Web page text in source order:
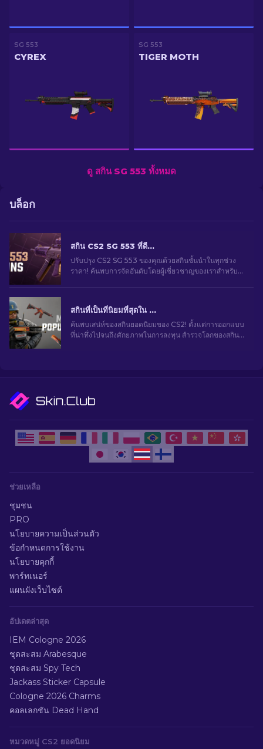
SG 553
CYREX
SG 553
TIGER MOTH
ดู สกิน SG 553 ทั้งหมด
บล็อก
สกิน CS2 SG 553 ที่ดีที่สุดในทุกช่วงราคา [2026]
ปรับปรุง CS2 SG 553 ของคุณด้วยสกินชั้นนำในทุกช่วง
ราคา! ค้นพบการจัดอันดับโดยผู้เชี่ยวชาญของเราสำหรับ
สกินที่เป็นที่นิยมที่สุดใน CS2
ค้นพบเสน่ห์ของสกินยอดนิยมของ CS2! ตั้งแต่การออกแบบ
ที่น่าทึ่งไปจนถึงศักยภาพในการลงทุน สำรวจโลกของสกิน
ช่วยเหลือ
ชุมชน
PRO
นโยบายความเป็นส่วนตัว
ข้อกำหนดการใช้งาน
นโยบายคุกกี้
พาร์ทเนอร์
แผนผังเว็บไซต์
อัปเดตล่าสุด
IEM Cologne 2026
ชุดสะสม Arabesque
ชุดสะสม Spy Tech
Jackass Sticker Capsule
Cologne 2026 Charms
คอลเลกชัน Dead Hand
หมวดหมู่ CS2 ยอดนิยม